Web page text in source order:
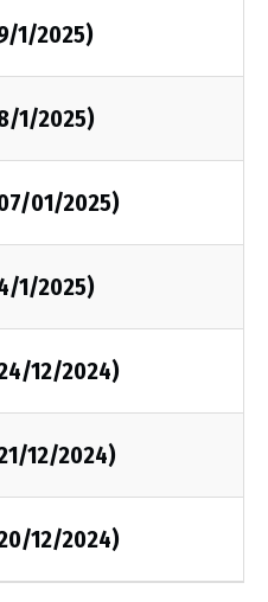
1/2025)
1/2025)
01/2025)
1/2025)
12/2024)
12/2024)
12/2024)